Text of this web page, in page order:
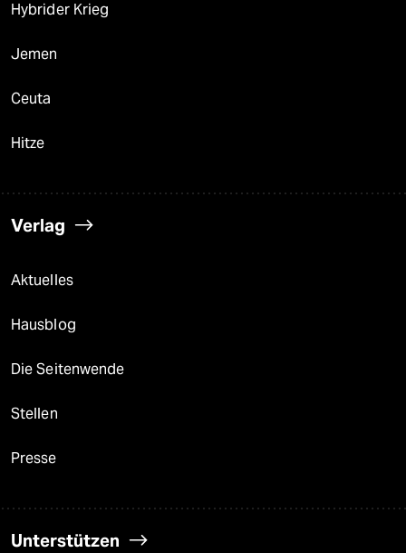
Hybrider Krieg
Jemen
Ceuta
Hitze
Verlag
Aktuelles
Hausblog
Die Seitenwende
Stellen
Presse
Unterstützen